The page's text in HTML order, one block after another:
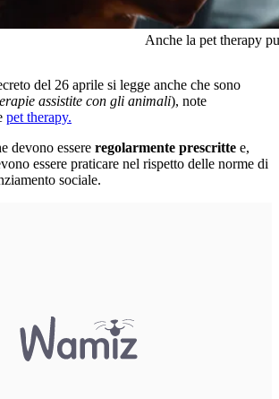
Anche la pet therapy
del 26 aprile si legge anche che sono
assistite con gli animali), note
pet therapy.
devono essere regolarmente prescritte e,
essere praticare nel rispetto delle norme di
sociale.